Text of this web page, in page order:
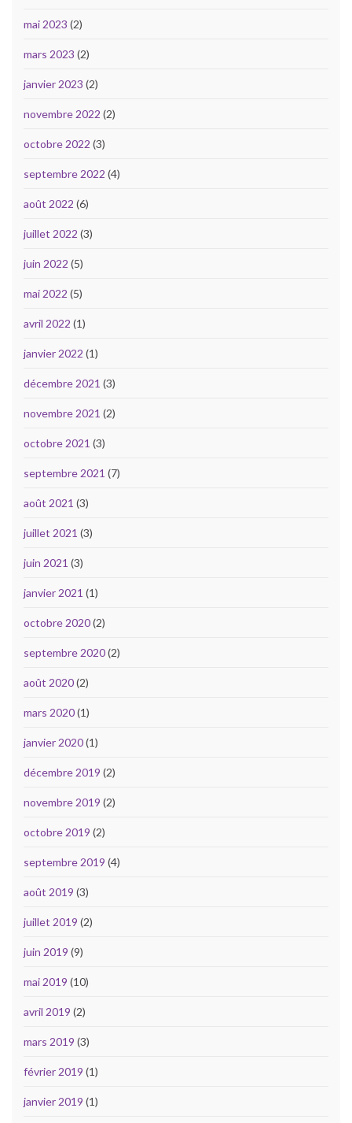
mai 2023 (2)
mars 2023 (2)
janvier 2023 (2)
novembre 2022 (2)
octobre 2022 (3)
septembre 2022 (4)
août 2022 (6)
juillet 2022 (3)
juin 2022 (5)
mai 2022 (5)
avril 2022 (1)
janvier 2022 (1)
décembre 2021 (3)
novembre 2021 (2)
octobre 2021 (3)
septembre 2021 (7)
août 2021 (3)
juillet 2021 (3)
juin 2021 (3)
janvier 2021 (1)
octobre 2020(2)
septembre 2020(2)
août 2020(2)
mars 2020(1)
janvier 2020(1)
décembre 2019 (2)
novembre 2019 (2)
octobre 2019 (2)
septembre 2019 (4)
août 2019 (3)
juillet 2019 (2)
juin 2019 (9)
mai 2019 (10)
avril 2019 (2)
mars 2019 (3)
février 2019 (1)
janvier 2019 (1)